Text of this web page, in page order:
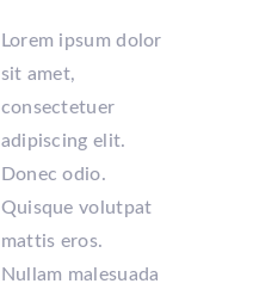
Lorem ipsum dolor
sit amet,
consectetuer
adipiscing elit.
Donec odio.
Quisque volutpat
mattis eros.
Nullam malesuada